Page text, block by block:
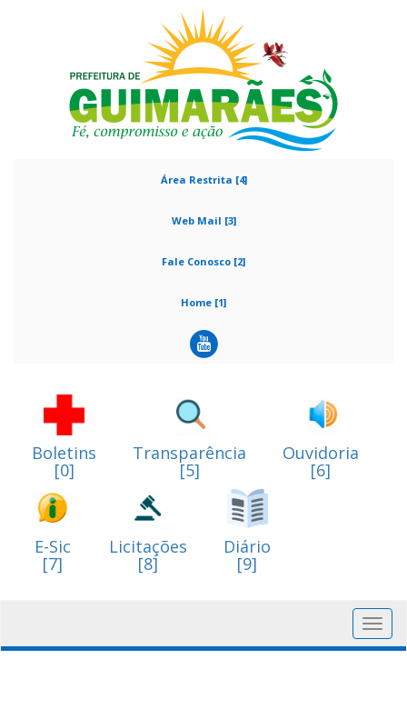
Área Restrita [4]
Web Mail [3]
Fale Conosco [2]
Home [1]
Boletins
[0]
Transparência
[5]
Ouvidoria
[6]
E-Sic
[7]
Licitações
[8]
Diário
[9]